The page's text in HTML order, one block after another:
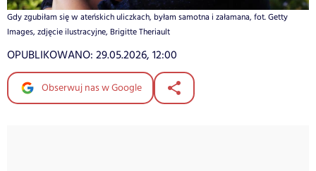
Gdy zgubiłam się w ateńskich uliczkach, byłam samotna i załamana, fot. Getty
Images, zdjęcie ilustracyjne, Brigitte Theriault
OPUBLIKOWANO: 29.05.2026, 12:00
Obserwuj nas w Google